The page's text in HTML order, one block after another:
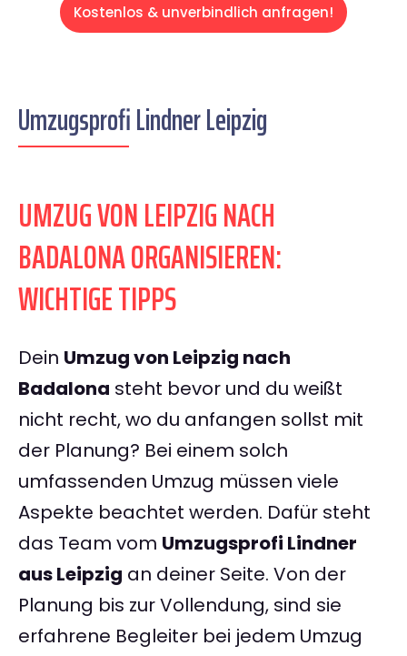
Kostenlos & unverbindlich anfragen!
Umzugsprofi Lindner Leipzig
UMZUG VON LEIPZIG NACH
BADALONA ORGANISIEREN:
WICHTIGE TIPPS
Dein Umzug von Leipzig nach
Badalona steht bevor und du weißt
nicht recht, wo du anfangen sollst mit
der Planung? Bei einem solch
umfassenden Umzug müssen viele
Aspekte beachtet werden. Dafür steht
das Team vom Umzugsprofi Lindner
aus Leipzig an deiner Seite. Von der
Planung bis zur Vollendung, sind sie
erfahrene Begleiter bei jedem Umzug